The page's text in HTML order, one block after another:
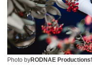
Photo byRODNAE Productions